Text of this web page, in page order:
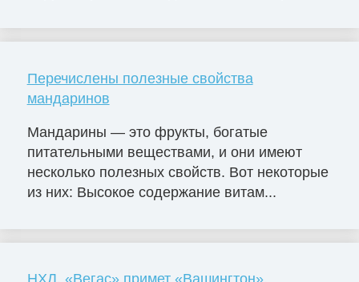
Перечислены полезные свойства
мандаринов
Мандарины — это фрукты, богатые
питательными веществами, и они имеют
несколько полезных свойств. Вот некоторые
из них: Высокое содержание витам...